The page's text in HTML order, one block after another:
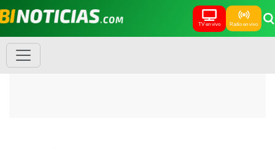
TV en vivo Radio en vivo